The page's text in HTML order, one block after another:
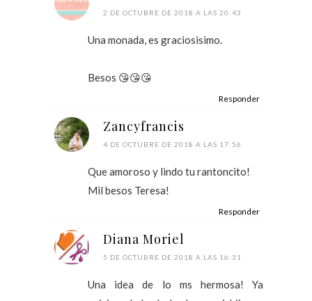
2 DE OCTUBRE DE 2018 A LAS 20:43
Una monada, es graciosisimo.
Besos 😘😘😘
Responder
Zancyfrancis
4 DE OCTUBRE DE 2018 A LAS 17:56
Que amoroso y lindo tu rantoncito!
Mil besos Teresa!
Responder
Diana Moriel
5 DE OCTUBRE DE 2018 A LAS 16:31
Una idea de lo ms hermosa! Ya